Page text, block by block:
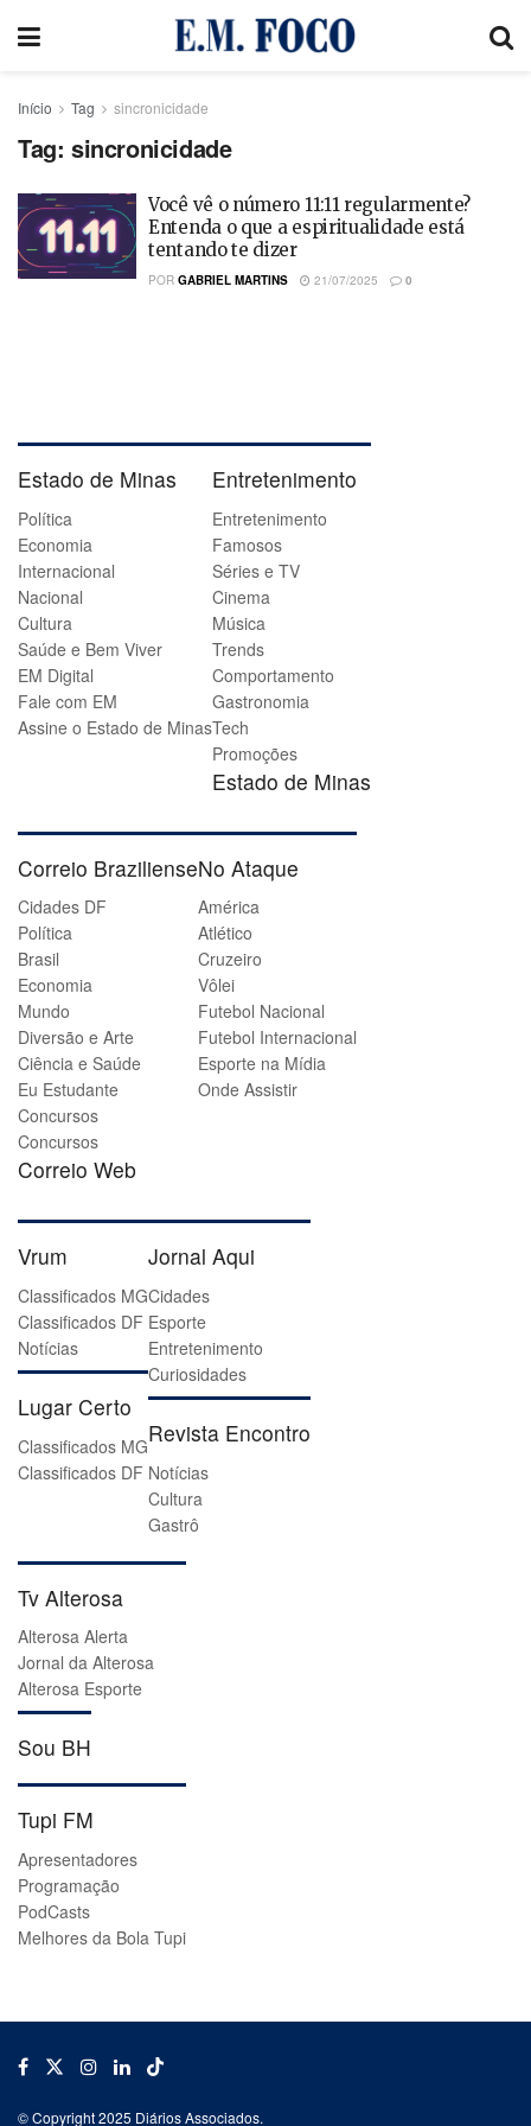
Início Tag sincronicidade
Tag: sincronicidade
Você vê o número 11:11 regularmente?
Entenda o que a espiritualidade está
tentando te dizer
POR GABRIEL MARTINS 21/07/2025 0
Estado de Minas
Política
Economia
Internacional
Nacional
Cultura
Saúde e Bem Viver
EM Digital
Fale com EM
Assine o Estado de Minas
Entretenimento
Entretenimento
Famosos
Séries e TV
Cinema
Música
Trends
Comportamento
Gastronomia
Tech
Promoções
Estado de Minas
Correio Braziliense
Cidades DF
Política
Brasil
Economia
Mundo
Diversão e Arte
Ciência e Saúde
Eu Estudante
Concursos
Concursos
Correio Web
No Ataque
América
Atlético
Cruzeiro
Vôlei
Futebol Nacional
Futebol Internacional
Esporte na Mídia
Onde Assistir
Vrum
Classificados MG
Classificados DF
Notícias
Lugar Certo
Classificados MG
Classificados DF
Jornal Aqui
Cidades
Esporte
Entretenimento
Curiosidades
Revista Encontro
Notícias
Cultura
Gastrô
Tv Alterosa
Alterosa Alerta
Jornal da Alterosa
Alterosa Esporte
Sou BH
Tupi FM
Apresentadores
Programação
PodCasts
Melhores da Bola Tupi
© Copyright 2025 Diários Associados.